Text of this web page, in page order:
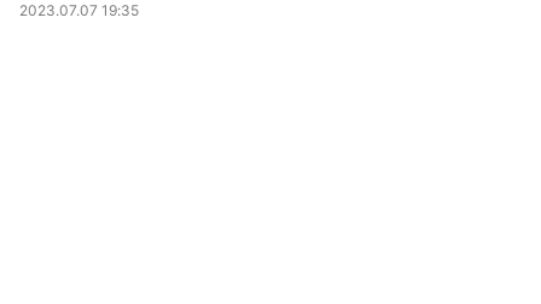
2023.07.07 19:35